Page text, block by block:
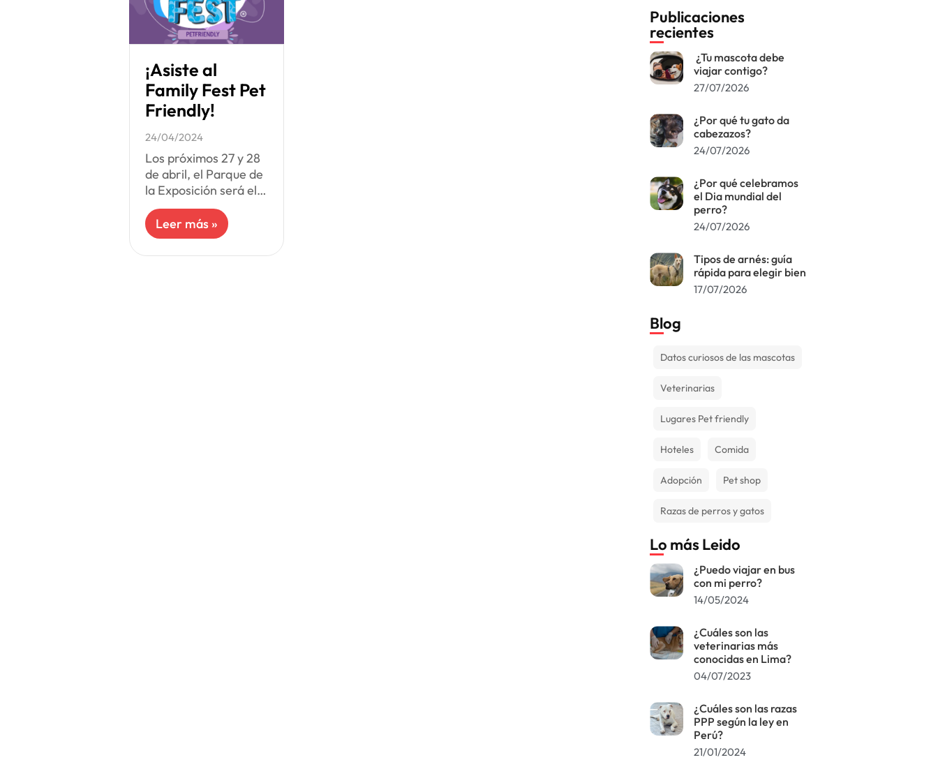
¡Asiste al
Family Fest Pet
Friendly!
24/04/2024
Los próximos 27 y 28
de abril, el Parque de
la Exposición será el
escenario del Family
Fest Pet Friendly.
Este evento ha sido
creado
Leer más »
Publicaciones
recientes
¿Tu mascota debe
viajar contigo?
27/07/2026
¿Por qué tu gato da
cabezazos?
24/07/2026
¿Por qué celebramos
el Dia mundial del
perro?
24/07/2026
Tipos de arnés: guía
rápida para elegir bien
17/07/2026
Blog
Datos curiosos de las mascotas
Veterinarias
Lugares Pet friendly
Hoteles Comida
Adopción Pet shop
Razas de perros y gatos
Lo más Leido
¿Puedo viajar en bus
con mi perro?
14/05/2024
¿Cuáles son las
veterinarias más
conocidas en Lima?
04/07/2023
¿Cuáles son las razas
PPP según la ley en
Perú?
21/01/2024